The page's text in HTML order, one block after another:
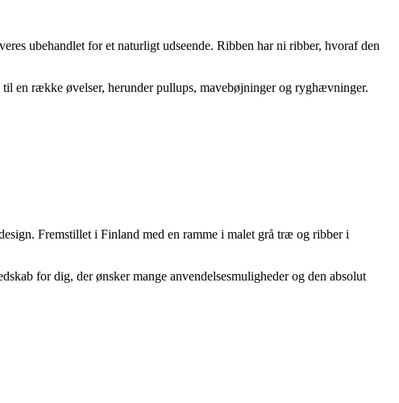
ubehandlet for et naturligt udseende. Ribben har ni ribber, hvoraf den
en række øvelser, herunder pullups, mavebøjninger og ryghævninger.
Fremstillet i Finland med en ramme i malet grå træ og ribber i
for dig, der ønsker mange anvendelsesmuligheder og den absolut